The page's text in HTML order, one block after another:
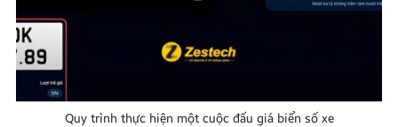
Quy trình thực hiện một cuộc đấu giá biển số xe